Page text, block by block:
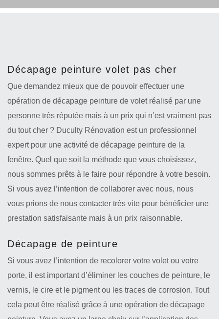
Décapage peinture volet pas cher
Que demandez mieux que de pouvoir effectuer une
opération de décapage peinture de volet réalisé par une
personne très réputée mais à un prix qui n’est vraiment pas
du tout cher ? Duculty Rénovation est un professionnel
expert pour une activité de décapage peinture de la
fenêtre. Quel que soit la méthode que vous choisissez,
nous sommes prêts à le faire pour répondre à votre besoin.
Si vous avez l’intention de collaborer avec nous, nous
vous prions de nous contacter très vite pour bénéficier une
prestation satisfaisante mais à un prix raisonnable.
Décapage de peinture
Si vous avez l’intention de recolorer votre volet ou votre
porte, il est important d’éliminer les couches de peinture, le
vernis, le cire et le pigment ou les traces de corrosion. Tout
cela peut être réalisé grâce à une opération de décapage